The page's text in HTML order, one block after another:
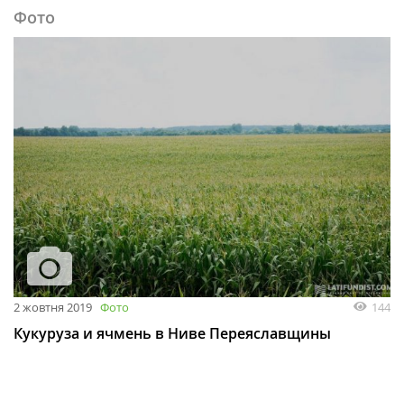
Фото
2 жовтня 2019 Фото 144
Кукуруза и ячмень в Ниве Переяславщины